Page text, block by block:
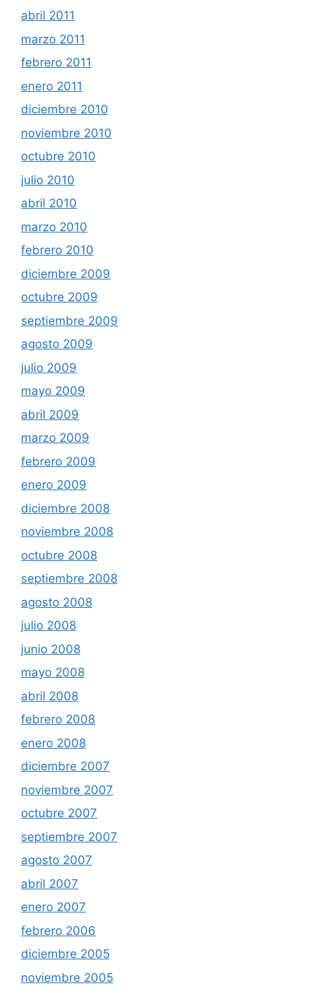
abril 2011
marzo 2011
febrero 2011
enero 2011
diciembre 2010
noviembre 2010
octubre 2010
julio 2010
abril 2010
marzo 2010
febrero 2010
diciembre 2009
octubre 2009
septiembre 2009
agosto 2009
julio 2009
mayo 2009
abril 2009
marzo 2009
febrero 2009
enero 2009
diciembre 2008
noviembre 2008
octubre 2008
septiembre 2008
agosto 2008
julio 2008
junio 2008
mayo 2008
abril 2008
febrero 2008
enero 2008
diciembre 2007
noviembre 2007
octubre 2007
septiembre 2007
agosto 2007
abril 2007
enero 2007
febrero 2006
diciembre 2005
noviembre 2005